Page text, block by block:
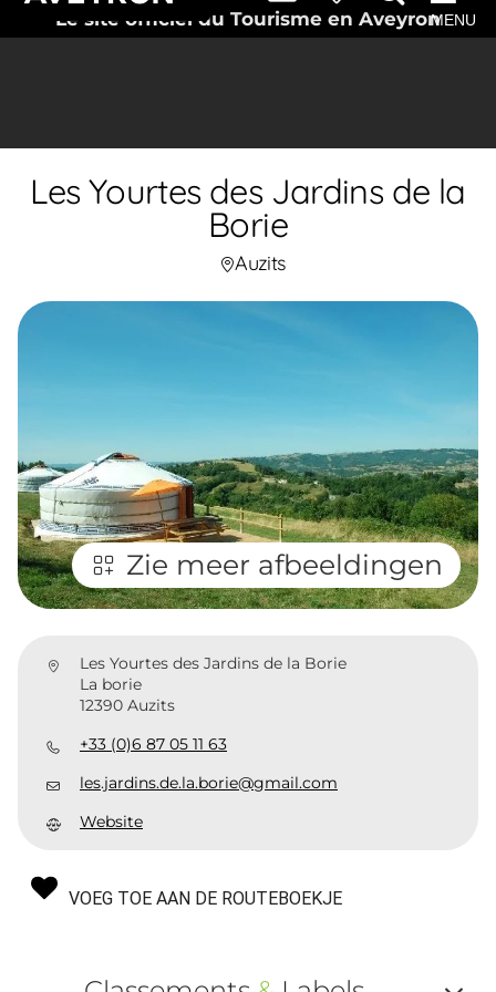
Le site officiel du Tourisme en AveyronMENU
Les Yourtes des Jardins de la
Borie
Auzits
Zie meer afbeeldingen
Les Yourtes des Jardins de la Borie
La borie
12390 Auzits
+33 (0)6 87 05 11 63
les.jardins.de.la.borie@gmail.com
Website
VOEG TOE AAN DE ROUTEBOEKJE